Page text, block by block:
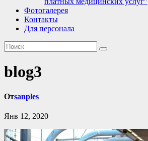
Фотогалерея
Контакты
Для персонала
blog3
Отsanples
Янв 12, 2020